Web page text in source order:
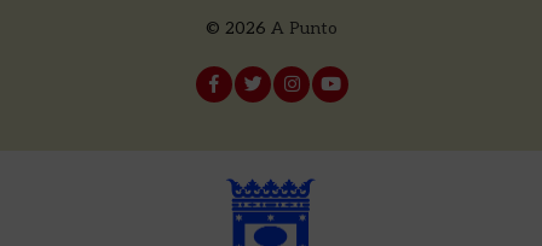
© 2026 A Punto